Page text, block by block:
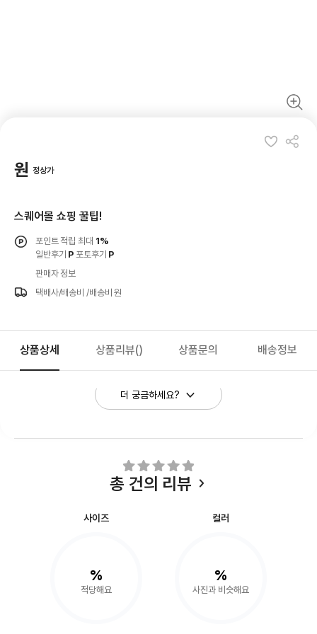
원 정상가
스퀘어몰 쇼핑 꿀팁!
포인트 적립 최대 1%
일반후기 P 포토후기 P
판매자 정보
택배사/배송비 /배송비 원
상품상세 상품리뷰() 상품문의 배송정보
더 궁금하세요?
총 건의 리뷰
사이즈
%
적당해요
컬러
%
사진과 비슷해요